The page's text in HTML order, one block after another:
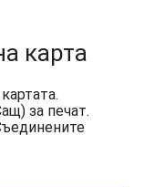
карта
за печат.